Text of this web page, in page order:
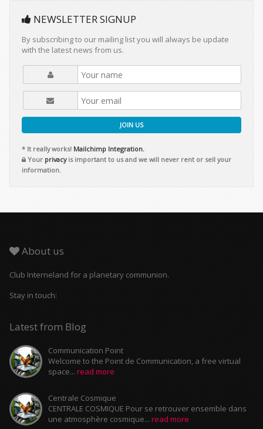
NEWSLETTER SIGNUP
By subscribing to our mailing list you will always be update
with the latest news from us.
JOIN US
* It really works! Mailchimp Integration.
Your privacyis important to us and we will never rent or sell your
information.
About us
Club Interneland for a planetary communion.
Stay in touch:
Latest from Blog
Communication Point
Welcome to the Point de Communication, a free virtual
space... read more
Centrale Cosmique
CENTRALE COSMIQUE Pour se retrouver ensemble dans
une atmosphère cosmique... read more